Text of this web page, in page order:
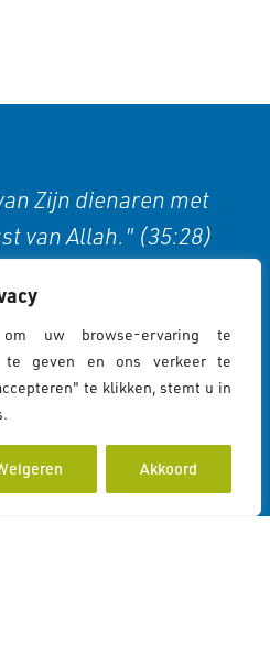
uw browse-ervaring te
te geven en ons verkeer te
te klikken, stemt u in
Akkoord
Zijn dienaren met
van Allah." (35:28)